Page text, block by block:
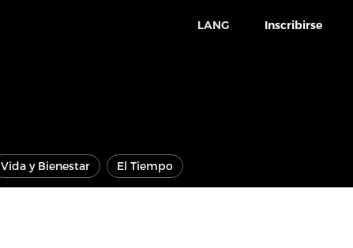
LANG Inscribirse
Vida y Bienestar El Tiempo